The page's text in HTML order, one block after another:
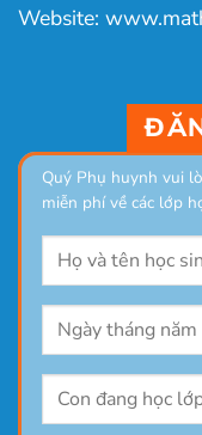
Website:
Quý Phụ huynh vui
miễn phí về các lớp